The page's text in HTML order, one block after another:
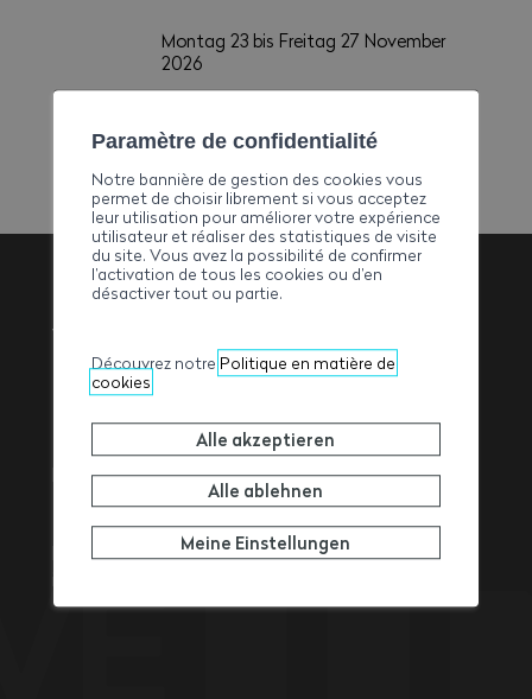
Montag 23 bis Freitag 27 November
2026
KATEGORIE
Agenda formations, Formation
Walliser
Baumeisterverband
Rue de l’Avenir 11
1950 Sitten
Tel. +41 27 327 32 32
Fax +41 27 327 32 82
Paramètre de confidentialité
Notre bannière de gestion des cookies vous
permet de choisir librement si vous acceptez
leur utilisation pour améliorer votre expérience
utilisateur et réaliser des statistiques de visite
du site. Vous avez la possibilité de confirmer
l’activation de tous les cookies ou d’en
désactiver tout ou partie.
Découvrez notre Politique en matière de
cookies
Alle akzeptieren
Alle ablehnen
Meine Einstellungen